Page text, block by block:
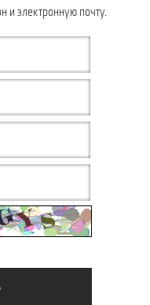
и электронную почту.